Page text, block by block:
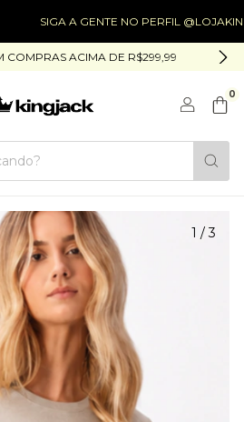
SIGA A GENTE NO PERFIL @LOJAKINGJACK
COMPRAS ACIMA DE R$299,99
0
1 /3